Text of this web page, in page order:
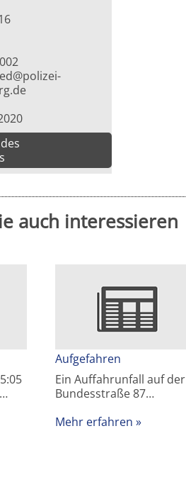
auch interessieren
Aufgefahren
Ein Auffahrunfall auf der
Bundesstraße 87…
Mehr erfahren